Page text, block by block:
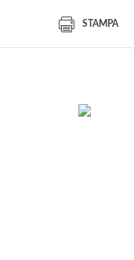
STAMPA